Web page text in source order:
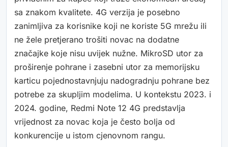
sa znakom kvalitete. 4G verzija je posebno
zanimljiva za korisnike koji ne koriste 5G mrežu ili
ne žele pretjerano trošiti novac na dodatne
značajke koje nisu uvijek nužne. MikroSD utor za
proširenje pohrane i zasebni utor za memorijsku
karticu pojednostavnjuju nadogradnju pohrane bez
potrebe za skupljim modelima. U kontekstu 2023. i
2024. godine, Redmi Note 12 4G predstavlja
vrijednost za novac koja je često bolja od
konkurencije u istom cjenovnom rangu.